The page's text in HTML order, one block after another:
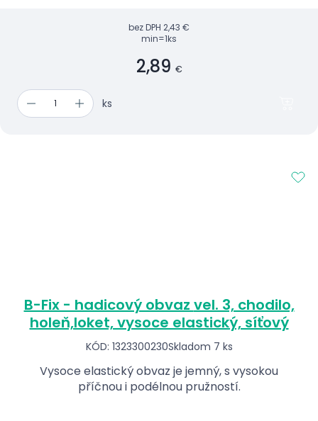
bez DPH 2,43 €
min=1ks
2,89 €
ks
B-Fix - hadicový obvaz vel. 3, chodilo,
holeň,loket, vysoce elastický, síťový
KÓD: 1323300230Skladom 7 ks
Vysoce elastický obvaz je jemný, s vysokou
příčnou i podélnou pružností.